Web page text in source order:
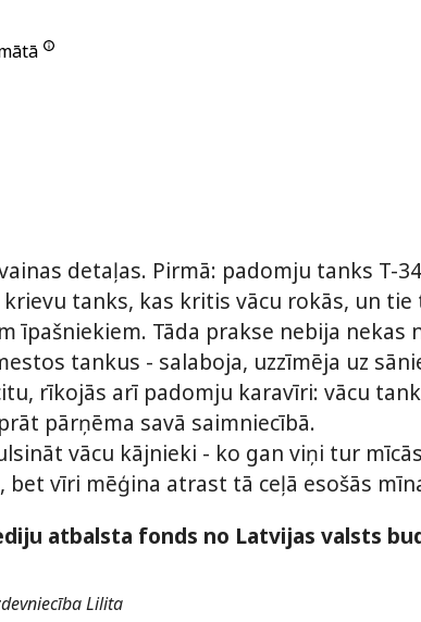
detaļas. Pirmā: padomju tanks T-
tanks, kas kritis vācu rokās, un
īpašniekiem. Tāda prakse nebija nekas
tankus - salaboja, uzzīmēja uz
rīkojās arī padomju karavīri: vācu
pārņēma savā saimniecībā.
vācu kājnieki - ko gan viņi tur
bet vīri mēģina atrast tā ceļā esošās
atbalsta fonds no Latvijas valsts
Lilita